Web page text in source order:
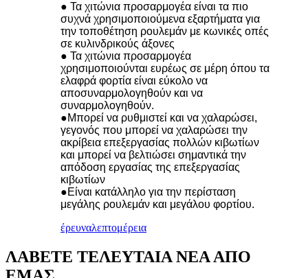
● Τα χιτώνια προσαρμογέα είναι τα πιο
συχνά χρησιμοποιούμενα εξαρτήματα για
την τοποθέτηση ρουλεμάν με κωνικές οπές
σε κυλινδρικούς άξονες
● Τα χιτώνια προσαρμογέα
χρησιμοποιούνται ευρέως σε μέρη όπου τα
ελαφρά φορτία είναι εύκολο να
αποσυναρμολογηθούν και να
συναρμολογηθούν.
●Μπορεί να ρυθμιστεί και να χαλαρώσει,
γεγονός που μπορεί να χαλαρώσει την
ακρίβεια επεξεργασίας πολλών κιβωτίων
και μπορεί να βελτιώσει σημαντικά την
απόδοση εργασίας της επεξεργασίας
κιβωτίων
●Είναι κατάλληλο για την περίσταση
μεγάλης ρουλεμάν και μεγάλου φορτίου.
έρευναλεπτομέρεια
ΛΑΒΕΤΕ ΤΕΛΕΥΤΑΙΑ ΝΕΑ ΑΠΟ